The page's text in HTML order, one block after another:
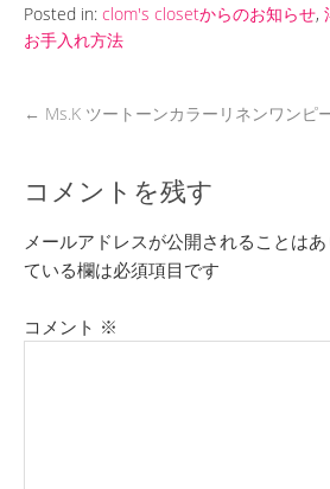
Posted in: clom's closetからのお知らせ,
お手入れ方法
← Ms.K ツートーンカラーリネンワンピ
コメントを残す
メールアドレスが公開されることはあ
ている欄は必須項目です
コメント ※